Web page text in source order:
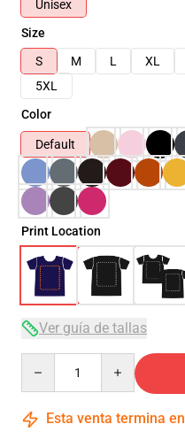
Unisex
Size
S
M L XL
5XL
Color
Default
Print Location
Ver guía de tallas
Esta venta termina en